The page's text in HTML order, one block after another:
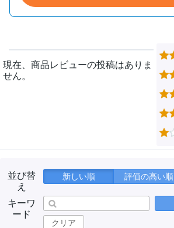
現在、商品レビューの投稿はありま
せん。
並び替
え
新しい順 評価の高い順
キーワ
ード
クリア